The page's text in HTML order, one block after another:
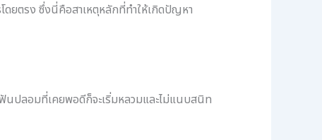
ยตรง ซึ่งนี่คือสาเหตุหลักที่ทำให้เกิดปัญหา
นปลอมที่เคยพอดีก็จะเริ่มหลวมและไม่แนบสนิท